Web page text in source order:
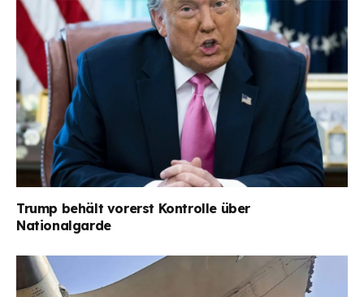
Trump behält vorerst Kontrolle über
Nationalgarde